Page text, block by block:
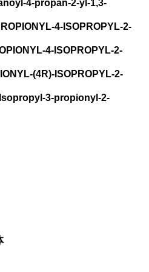
4-propan-2-yl-1,3-
4-ISOPROPYL-2-
4-ISOPROPYL-2-
(4R)-ISOPROPYL-2-
3-propionyl-2-